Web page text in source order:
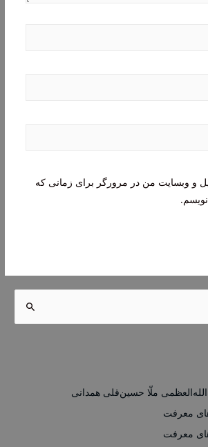
و وبسایت من در مرورگر برای زمانی که
ملّا حسین‌قلی همدانی
معرفت
معرفت